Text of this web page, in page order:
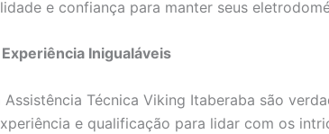
e confiança para manter seus
Inigualáveis
Técnica Viking Itaberaba são
e qualificação para lidar com os